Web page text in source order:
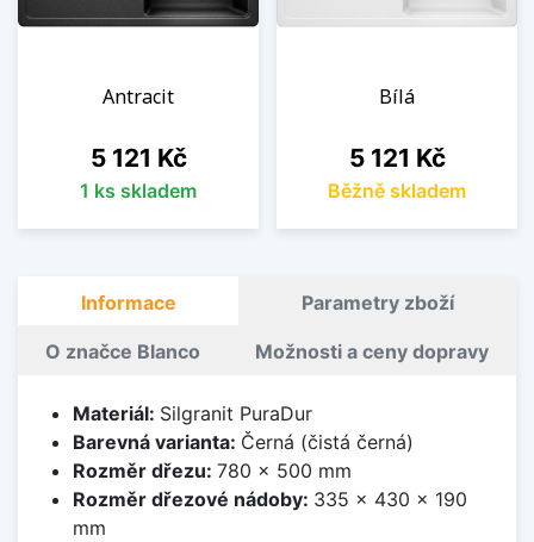
Antracit
Cena
5 121 Kč
1 ks skladem
Bílá
Cena
5 121 Kč
Běžně skladem
Informace Parametry zboží
O značce Blanco Možnosti a ceny dopravy
Materiál: Silgranit PuraDur
Barevná varianta: Černá (čistá černá)
Rozměr dřezu: 780 x 500 mm
Rozměr dřezové nádoby: 335 x 430 x 190
mm